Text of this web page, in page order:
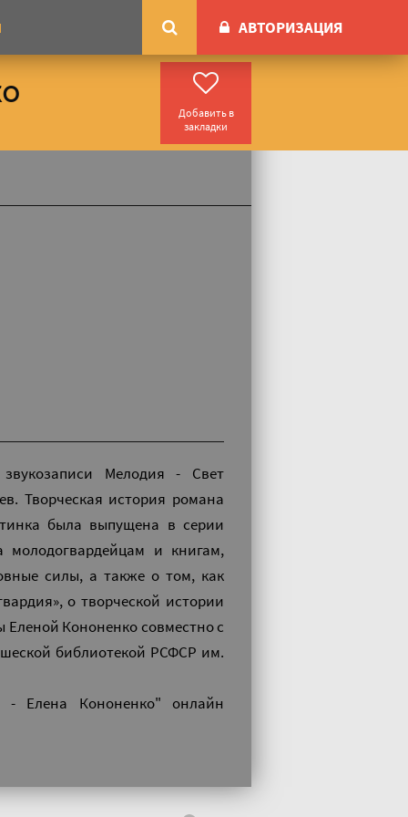
АВТОРИЗАЦИЯ
Добавить в
закладки
Мелодия - Свет
Творческая история романа
была выпущена в серии
и книгам,
силы, а также о том, как
о творческой истории
Кононенко совместно с
библиотекой РСФСР им.
- Елена Кононенко" онлайн